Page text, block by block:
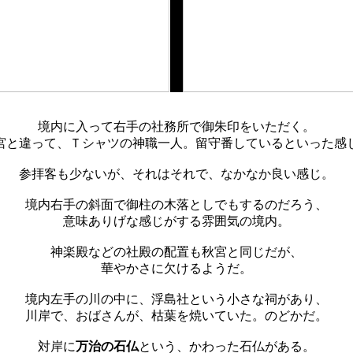
境内に入って右手の社務所で御朱印をいただく。
と違って、Ｔシャツの神職一人。留守番しているといった感
参拝客も少ないが、それはそれで、なかなか良い感じ。
境内右手の斜面で御柱の木落としでもするのだろう、
意味ありげな感じがする雰囲気の境内。
神楽殿などの社殿の配置も秋宮と同じだが、
華やかさに欠けるようだ。
境内左手の川の中に、浮島社という小さな祠があり、
川岸で、おばさんが、枯葉を焼いていた。のどかだ。
対岸に万治の石仏という、かわった石仏がある。